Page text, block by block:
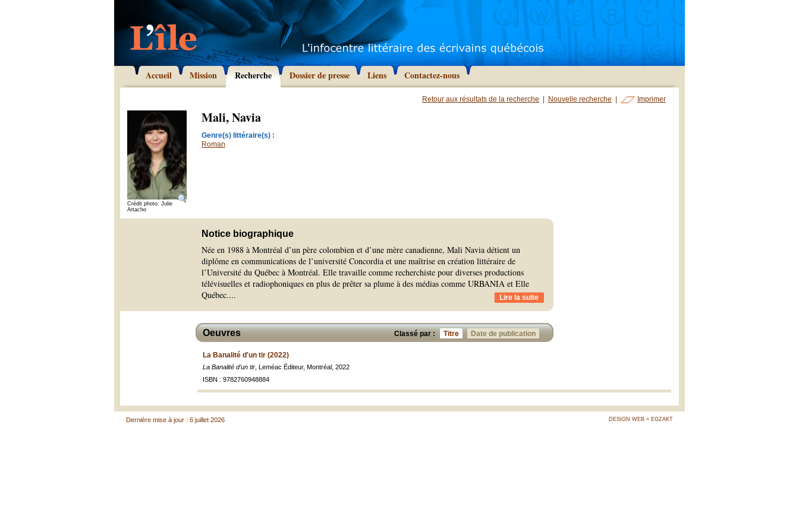
Accueil Mission Recherche Dossier de presse Liens Contactez-nous
Retour aux résultats de la recherche Nouvelle recherche Imprimer
Crédit photo: Julie
Artacho
Mali, Navia
Genre(s) littéraire(s) :
Roman
Notice biographique
Née en 1988 à Montréal d’un père colombien et d’une mère canadienne, Mali Navia détient un
diplôme en communications de l’université Concordia et une maîtrise en création littéraire de
l’Université du Québec à Montréal. Elle travaille comme recherchiste pour diverses productions
télévisuelles et radiophoniques en plus de prêter sa plume à des médias comme URBANIA et Elle
Québec.... Lire la suite
Classé par : Titre Date de publication
Oeuvres
La Banalité d'un tir (2022)
La Banalité d'un tir , Leméac Éditeur, Montréal, 2022
ISBN : 9782760948884
DESIGN WEB = EGZAKT
Dernière mise à jour : 6 juillet 2026